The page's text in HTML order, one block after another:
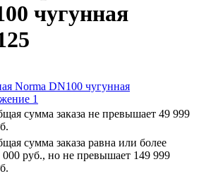
чугунная
сумма заказа не превышает 49 999
сумма заказа равна или более
000 руб., но не превышает 149 999